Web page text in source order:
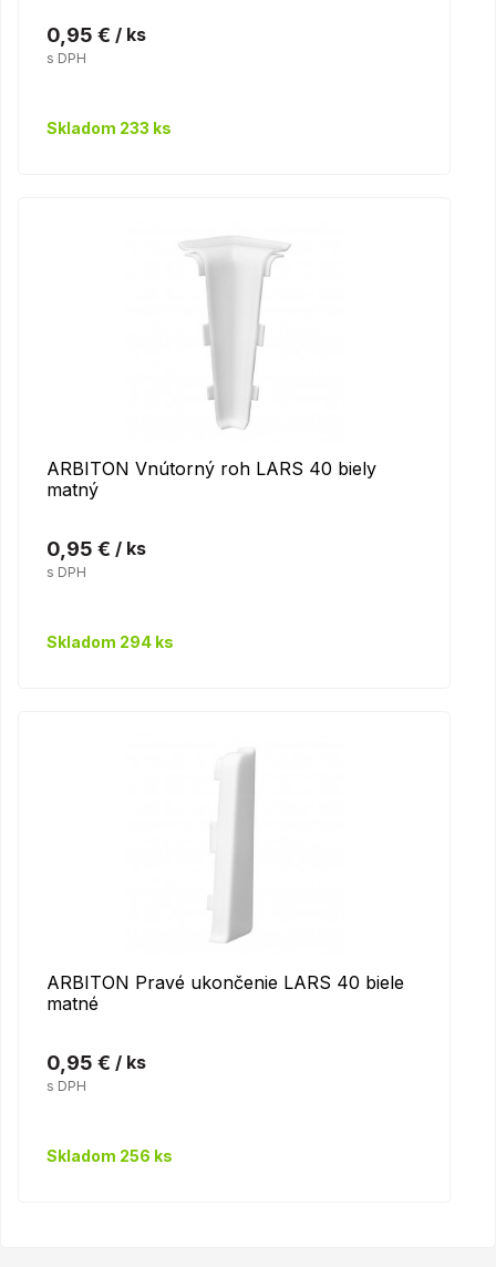
0,95 € / ks
s DPH
Skladom 233 ks
ARBITON Vnútorný roh LARS 40 biely
matný
0,95 € / ks
s DPH
Skladom 294 ks
ARBITON Pravé ukončenie LARS 40 biele
matné
0,95 € / ks
s DPH
Skladom 256 ks